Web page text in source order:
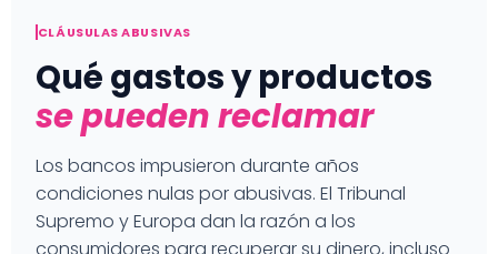
CLÁUSULAS ABUSIVAS
Qué gastos y productos
se pueden reclamar
Los bancos impusieron durante años
condiciones nulas por abusivas. El Tribunal
Supremo y Europa dan la razón a los
consumidores para recuperar su dinero, incluso